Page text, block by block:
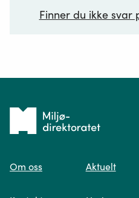
Finner du ikke svar
Spør oss
Tilbake
forsiden
Om oss Aktuelt